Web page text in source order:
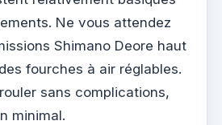
Ne vous attendez
Shimano Deore haut
fourches à air réglables.
sans complications,
minimal.